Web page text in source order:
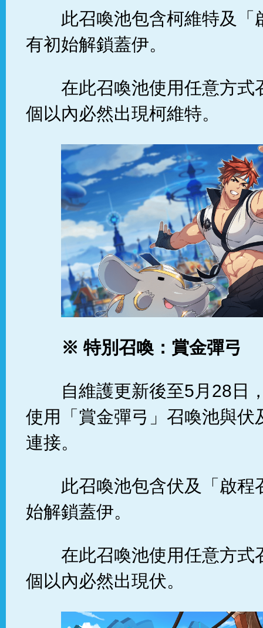
此召喚池包含柯維特及「
有初始解鎖蓋伊。
在此召喚池使用任意方式
個以內必然出現柯維特。
※ 特別召喚：賞金彈弓
自維護更新後至5月28日
使用「賞金彈弓」召喚池與伏
連接。
此召喚池包含伏及「啟程
始解鎖蓋伊。
在此召喚池使用任意方式
個以內必然出現伏。